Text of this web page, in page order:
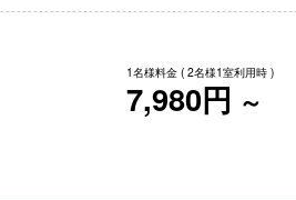
1名様料金 ( 2名様1室利用時 )
7,980円 ～